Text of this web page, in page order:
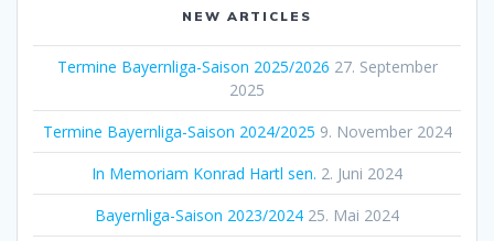
NEW ARTICLES
Termine Bayernliga-Saison 2025/2026 27. September
2025
Termine Bayernliga-Saison 2024/2025 9. November 2024
In Memoriam Konrad Hartl sen. 2. Juni 2024
Bayernliga-Saison 2023/2024 25. Mai 2024